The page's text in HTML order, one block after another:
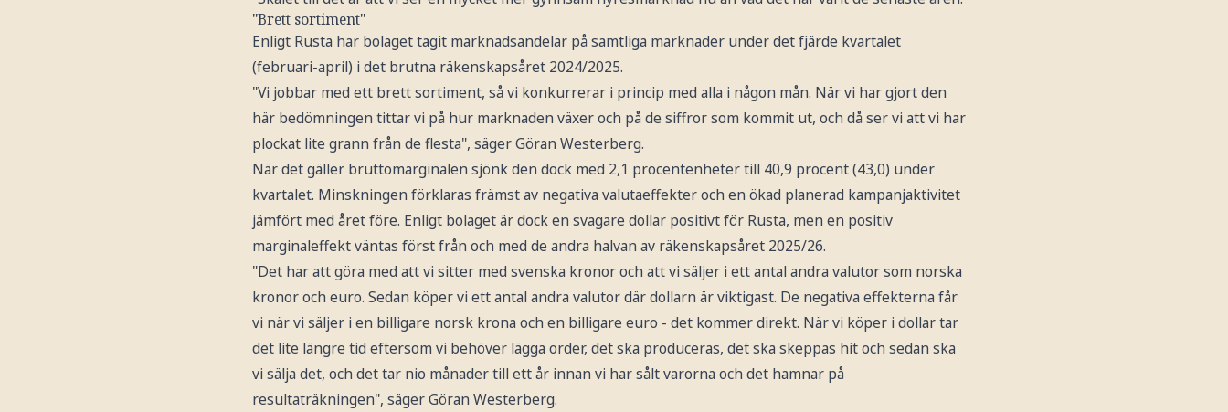
"Brett sortiment"
Enligt Rusta har bolaget tagit marknadsandelar på samtliga marknader under det fjärde kvartalet
(februari-april) i det brutna räkenskapsåret 2024/2025.
"Vi jobbar med ett brett sortiment, så vi konkurrerar i princip med alla i någon mån. När vi har gjort den
här bedömningen tittar vi på hur marknaden växer och på de siffror som kommit ut, och då ser vi att vi har
plockat lite grann från de flesta", säger Göran Westerberg.
När det gäller bruttomarginalen sjönk den dock med 2,1 procentenheter till 40,9 procent (43,0) under
kvartalet. Minskningen förklaras främst av negativa valutaeffekter och en ökad planerad kampanjaktivitet
jämfört med året före. Enligt bolaget är dock en svagare dollar positivt för Rusta, men en positiv
marginaleffekt väntas först från och med de andra halvan av räkenskapsåret 2025/26.
"Det har att göra med att vi sitter med svenska kronor och att vi säljer i ett antal andra valutor som norska
kronor och euro. Sedan köper vi ett antal andra valutor där dollarn är viktigast. De negativa effekterna får
vi när vi säljer i en billigare norsk krona och en billigare euro - det kommer direkt. När vi köper i dollar tar
det lite längre tid eftersom vi behöver lägga order, det ska produceras, det ska skeppas hit och sedan ska
vi sälja det, och det tar nio månader till ett år innan vi har sålt varorna och det hamnar på
resultaträkningen", säger Göran Westerberg.